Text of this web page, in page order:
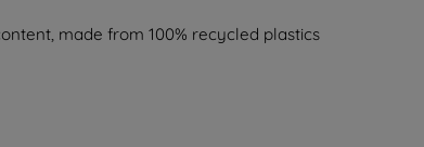
made from 100% recycled plastics